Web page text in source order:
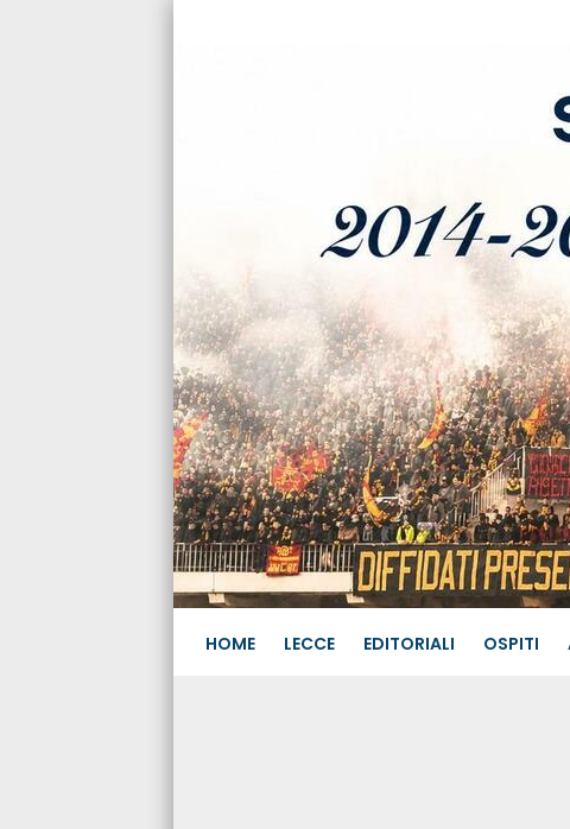
HOME LECCE EDITORIALI OSPITI